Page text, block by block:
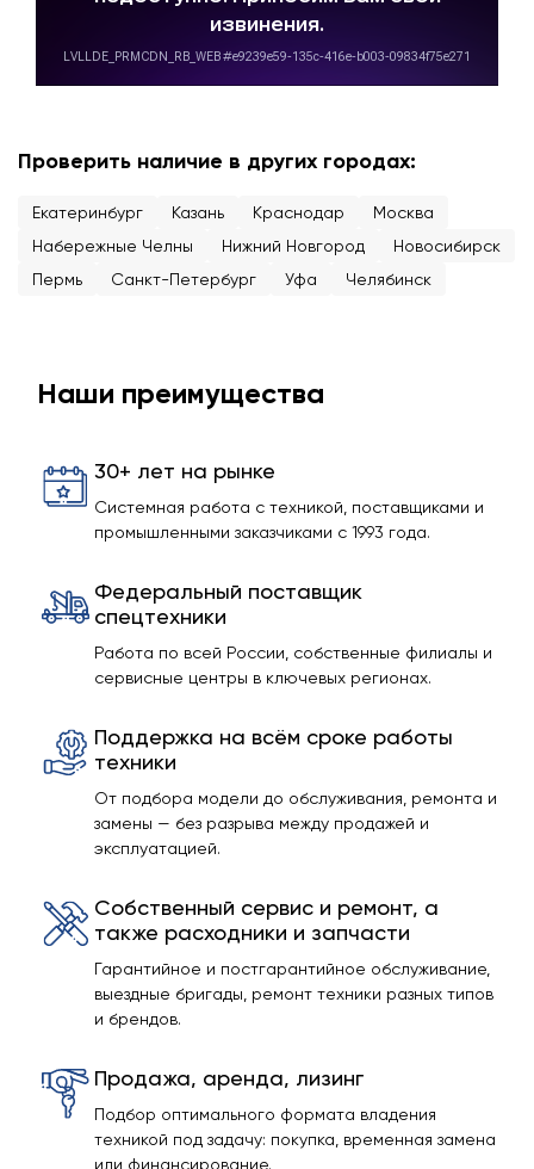
Проверить наличие в других городах:
Екатеринбург Казань Краснодар
Москва
Набережные Челны
Нижний Новгород
Новосибирск
Пермь
Санкт-Петербург Уфа Челябинск
Наши преимущества
30+ лет на рынке
Системная работа с техникой, поставщиками и
промышленными заказчиками с 1993 года.
Федеральный поставщик
спецтехники
Работа по всей России, собственные филиалы и
сервисные центры в ключевых регионах.
Поддержка на всём сроке работы
техники
От подбора модели до обслуживания, ремонта и
замены — без разрыва между продажей и
эксплуатацией.
Собственный сервис и ремонт, а
также расходники и запчасти
Гарантийное и постгарантийное обслуживание,
выездные бригады, ремонт техники разных типов
и брендов.
Продажа, аренда, лизинг
Подбор оптимального формата владения
техникой под задачу: покупка, временная замена
или финансирование.